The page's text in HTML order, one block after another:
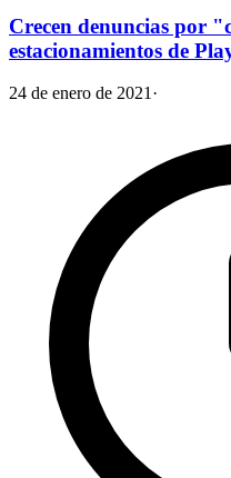
Crecen denuncias por
estacionamientos de
24 de enero de 2021 ·